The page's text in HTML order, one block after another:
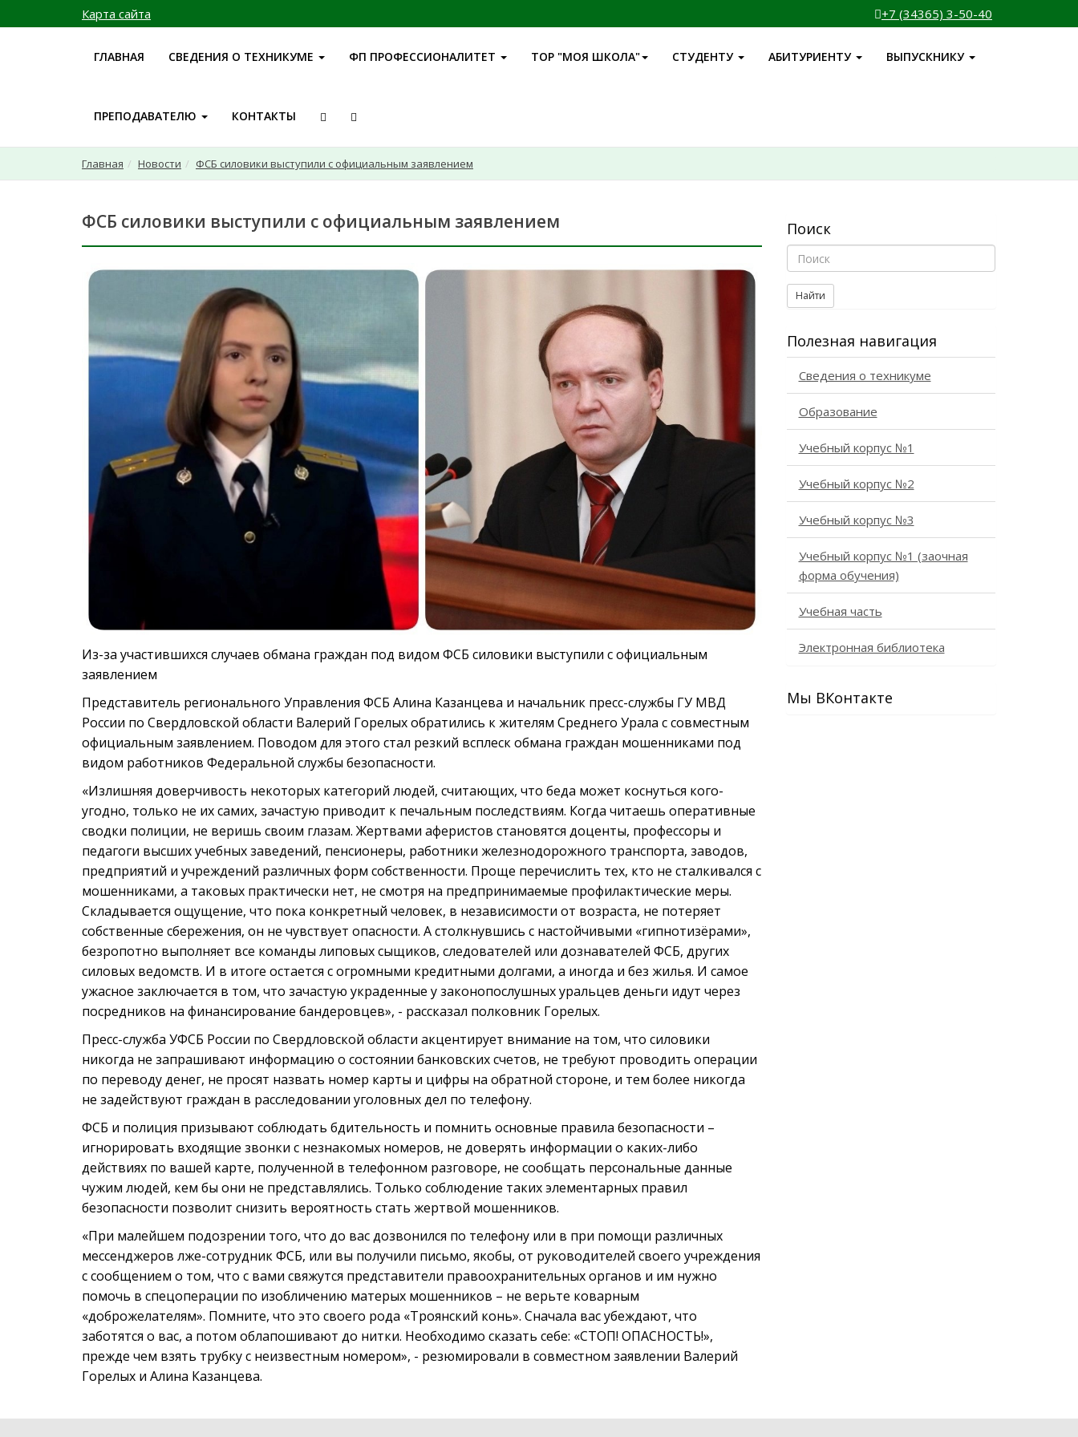
Карта сайта +7 (34365) 3-50-40
ГЛАВНАЯ СВЕДЕНИЯ О ТЕХНИКУМЕ ФП ПРОФЕССИОНАЛИТЕТ ТОР "МОЯ ШКОЛА" СТУДЕНТУ АБИТУРИЕНТУ ВЫПУСКНИКУ
ПРЕПОДАВАТЕЛЮ КОНТАКТЫ
Главная Новости ФСБ силовики выступили с официальным заявлением
ФСБ силовики выступили с официальным заявлением
Из-за участившихся случаев обмана граждан под видом ФСБ силовики выступили с официальным
заявлением
Представитель регионального Управления ФСБ Алина Казанцева и начальник пресс-службы ГУ МВД
России по Свердловской области Валерий Горелых обратились к жителям Среднего Урала с совместным
официальным заявлением. Поводом для этого стал резкий всплеск обмана граждан мошенниками под
видом работников Федеральной службы безопасности.
«Излишняя доверчивость некоторых категорий людей, считающих, что беда может коснуться кого-
угодно, только не их самих, зачастую приводит к печальным последствиям. Когда читаешь оперативные
сводки полиции, не веришь своим глазам. Жертвами аферистов становятся доценты, профессоры и
педагоги высших учебных заведений, пенсионеры, работники железнодорожного транспорта, заводов,
предприятий и учреждений различных форм собственности. Проще перечислить тех, кто не сталкивался с
мошенниками, а таковых практически нет, не смотря на предпринимаемые профилактические меры.
Складывается ощущение, что пока конкретный человек, в независимости от возраста, не потеряет
собственные сбережения, он не чувствует опасности. А столкнувшись с настойчивыми «гипнотизёрами»,
безропотно выполняет все команды липовых сыщиков, следователей или дознавателей ФСБ, других
силовых ведомств. И в итоге остается с огромными кредитными долгами, а иногда и без жилья. И самое
ужасное заключается в том, что зачастую украденные у законопослушных уральцев деньги идут через
посредников на финансирование бандеровцев», - рассказал полковник Горелых.
Пресс-служба УФСБ России по Свердловской области акцентирует внимание на том, что силовики
никогда не запрашивают информацию о состоянии банковских счетов, не требуют проводить операции
по переводу денег, не просят назвать номер карты и цифры на обратной стороне, и тем более никогда
не задействуют граждан в расследовании уголовных дел по телефону.
ФСБ и полиция призывают соблюдать бдительность и помнить основные правила безопасности –
игнорировать входящие звонки с незнакомых номеров, не доверять информации о каких-либо
действиях по вашей карте, полученной в телефонном разговоре, не сообщать персональные данные
чужим людей, кем бы они не представлялись. Только соблюдение таких элементарных правил
безопасности позволит снизить вероятность стать жертвой мошенников.
«При малейшем подозрении того, что до вас дозвонился по телефону или в при помощи различных
мессенджеров лже-сотрудник ФСБ, или вы получили письмо, якобы, от руководителей своего учреждения
с сообщением о том, что с вами свяжутся представители правоохранительных органов и им нужно
помочь в спецоперации по изобличению матерых мошенников – не верьте коварным
«доброжелателям». Помните, что это своего рода «Троянский конь». Сначала вас убеждают, что
заботятся о вас, а потом облапошивают до нитки. Необходимо сказать себе: «СТОП! ОПАСНОСТЬ!»,
прежде чем взять трубку с неизвестным номером», - резюмировали в совместном заявлении Валерий
Горелых и Алина Казанцева.
Поиск
Найти
Полезная навигация
Сведения о техникуме
Образование
Учебный корпус №1
Учебный корпус №2
Учебный корпус №3
Учебный корпус №1 (заочная
форма обучения)
Учебная часть
Электронная библиотека
Мы ВКонтакте